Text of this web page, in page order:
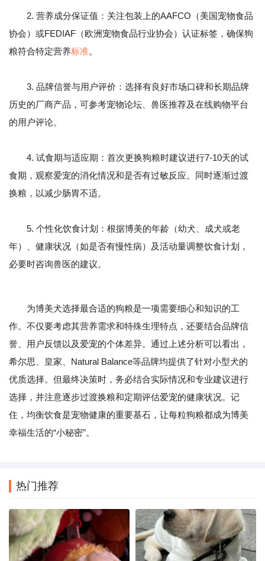
2. 营养成分保证值：关注包装上的AAFCO（美国宠物食品
协会）或FEDIAF（欧洲宠物食品行业协会）认证标签，确保狗
粮符合特定营养标准。
3. 品牌信誉与用户评价：选择有良好市场口碑和长期品牌
历史的厂商产品，可参考宠物论坛、兽医推荐及在线购物平台
的用户评论。
4. 试食期与适应期：首次更换狗粮时建议进行7-10天的试
食期，观察爱宠的消化情况和是否有过敏反应。同时逐渐过渡
换粮，以减少肠胃不适。
5. 个性化饮食计划：根据博美的年龄（幼犬、成犬或老
年）、健康状况（如是否有慢性病）及活动量调整饮食计划，
必要时咨询兽医的建议。
为博美犬选择最合适的狗粮是一项需要细心和知识的工
作。不仅要考虑其营养需求和特殊生理特点，还要结合品牌信
誉、用户反馈以及爱宠的个体差异。通过上述分析可以看出，
希尔思、皇家、Natural Balance等品牌均提供了针对小型犬的
优质选择。但最终决策时，务必结合实际情况和专业建议进行
选择，并注意逐步过渡换粮和定期评估爱宠的健康状况。记
住，均衡饮食是宠物健康的重要基石，让每粒狗粮都成为博美
幸福生活的“小秘密”。
热门推荐